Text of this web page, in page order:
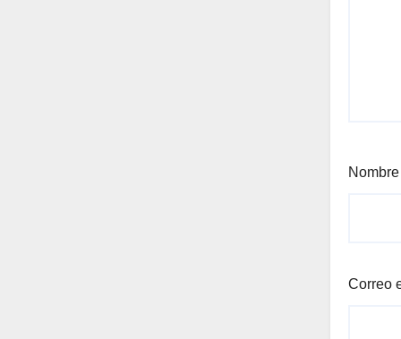
Nombre
Correo